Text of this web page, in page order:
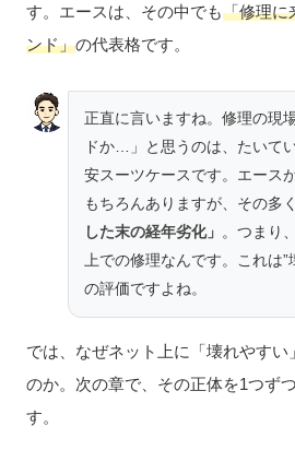
す。エースは、その中でも「修理に
ンド」の代表格です。
正直に言いますね。修理の現
ドか…」と思うのは、たいて
安スーツケースです。エース
もちろんありますが、その多
した末の経年劣化」 。つまり
上での修理なんです。これは”
の評価ですよね。
では、なぜネット上に「壊れやすい
のか。次の章で、その正体を1つず
す。